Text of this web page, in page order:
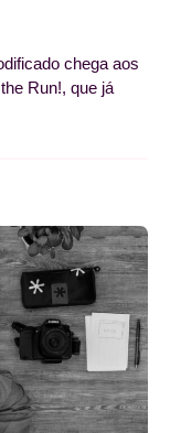
chega aos
Run!, que já